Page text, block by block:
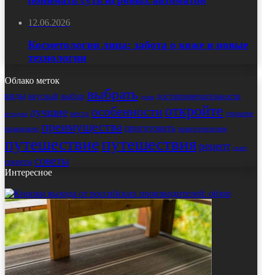
12.06.2026
Косметология лица: забота о коже и новые
технологии
Облако меток
виды вкусный выбор выбрать дома достопримечательности
история лучшие места особенности откройте открытие
правильно преимущества приготовить приготовления
путешествиепутешествиярецепт салат
секреты советы
Интересное